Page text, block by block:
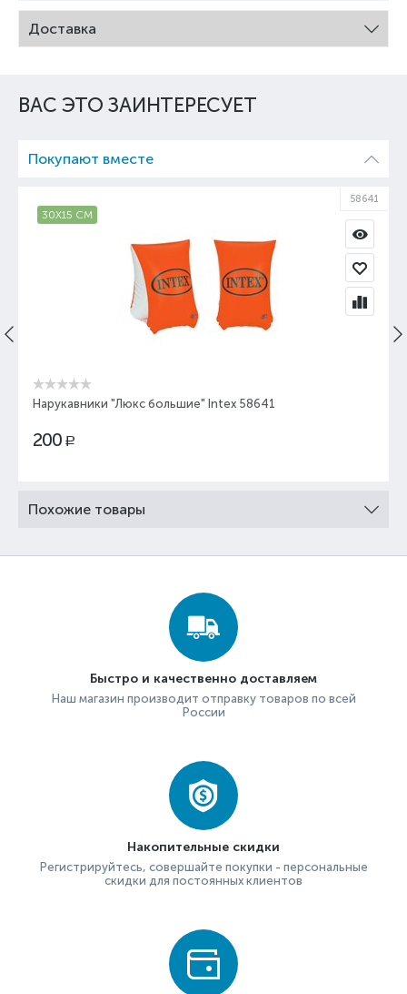
Доставка
ВАС ЭТО ЗАИНТЕРЕСУЕТ
Покупают вместе
30Х15 СМ
58641
Нарукавники "Люкс большие" Intex 58641
200 Р
Похожие товары
Быстро и качественно доставляем
Наш магазин производит отправку товаров по всей
России
Накопительные скидки
Регистрируйтесь, совершайте покупки - персональные
скидки для постоянных клиентов